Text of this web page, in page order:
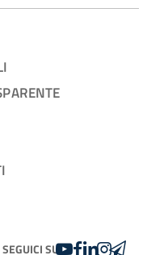
SEGUICI SUYOUTUBE
FACEBOOK
LINKEDIN
INSTAGRAM